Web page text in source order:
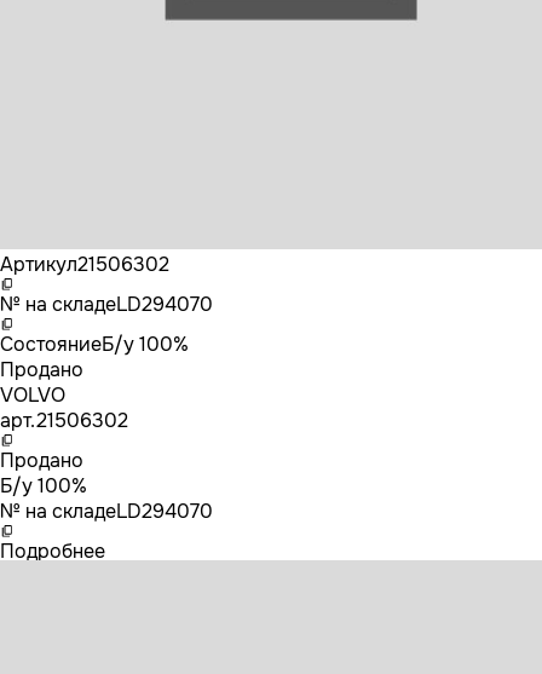
Артикул21506302
№ на складеLD294070
СостояниеБ/у 100%
Продано
VOLVO
арт.21506302
Продано
Б/у 100%
№ на складеLD294070
Подробнее